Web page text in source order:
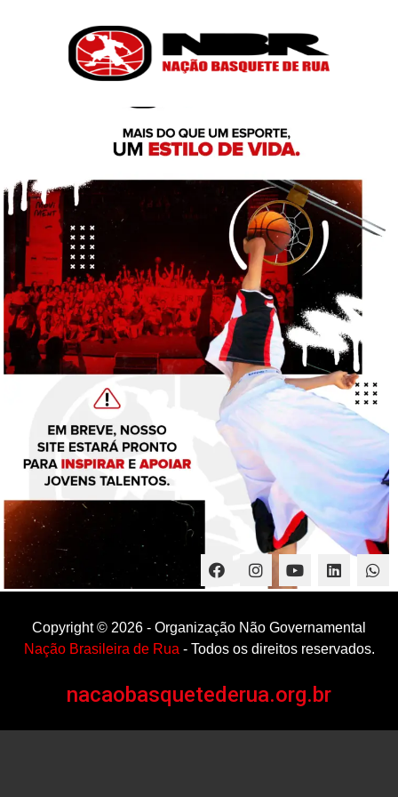
Copyright © 2026 - Organização Não Governamental
Nação Brasileira de Rua - Todos os direitos reservados.
nacaobasquetederua.org.br